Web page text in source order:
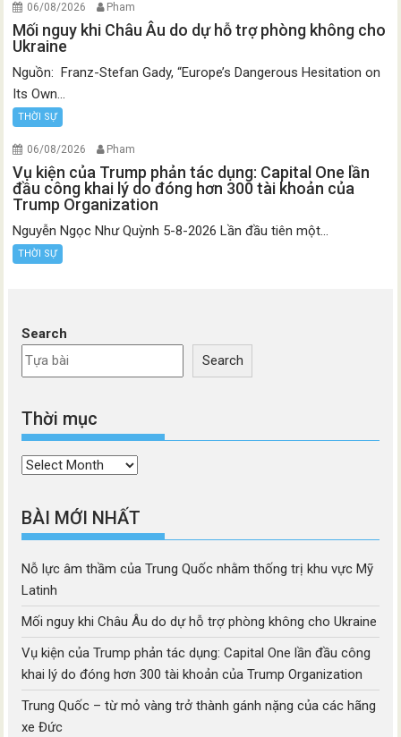
06/08/2026 Pham
Mối nguy khi Châu Âu do dự hỗ trợ phòng không cho
Ukraine
Nguồn: Franz-Stefan Gady, “Europe’s Dangerous Hesitation on
Its Own...
THỜI SỰ
06/08/2026 Pham
Vụ kiện của Trump phản tác dụng: Capital One lần
đầu công khai lý do đóng hơn 300 tài khoản của
Trump Organization
Nguyễn Ngọc Như Quỳnh 5-8-2026 Lần đầu tiên một...
THỜI SỰ
Search
Search
Thời mục
Thời
BÀI MỚI NHẤT
Nỗ lực âm thầm của Trung Quốc nhằm thống trị khu vực Mỹ
Latinh
Mối nguy khi Châu Âu do dự hỗ trợ phòng không cho Ukraine
Vụ kiện của Trump phản tác dụng: Capital One lần đầu công
khai lý do đóng hơn 300 tài khoản của Trump Organization
Trung Quốc – từ mỏ vàng trở thành gánh nặng của các hãng
xe Đức